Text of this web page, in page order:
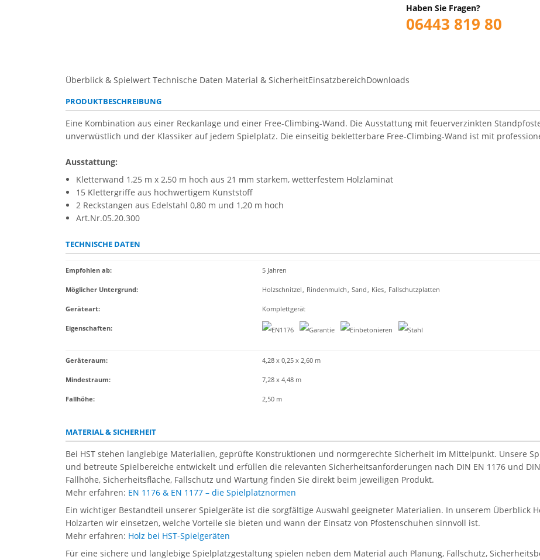
Haben Sie Fragen?
06443 819 80
Überblick & Spielwert Technische Daten Material & SicherheitEinsatzbereichDownloads
PRODUKTBESCHREIBUNG
Eine Kombination aus einer Reckanlage und einer Free-Climbing-Wand. Die Ausstattung mit feuerverzinkten
unverwüstlich und der Klassiker auf jedem Spielplatz. Die einseitig bekletterbare Free-Climbing-Wand ist mit
Ausstattung:
Kletterwand 1,25 m x 2,50 m hoch aus 21 mm starkem, wetterfestem Holzlaminat
15 Klettergriffe aus hochwertigem Kunststoff
2 Reckstangen aus Edelstahl 0,80 m und 1,20 m hoch
Art.Nr.05.20.300
TECHNISCHE DATEN
Empfohlen ab: 5 Jahren
Möglicher Untergrund: Holzschnitzel, Rindenmulch, Sand, Kies, Fallschutzplatten
Geräteart: Komplettgerät
Eigenschaften:
Geräteraum: 4,28 x 0,25 x 2,60 m
Mindestraum: 7,28 x 4,48 m
Fallhöhe: 2,50 m
MATERIAL & SICHERHEIT
Bei HST stehen langlebige Materialien, geprüfte Konstruktionen und normgerechte Sicherheit im Mittelpunkt. Unsere
und betreute Spielbereiche entwickelt und erfüllen die relevanten Sicherheitsanforderungen nach DIN EN 1176 und
Fallhöhe, Sicherheitsfläche, Fallschutz und Wartung finden Sie direkt beim jeweiligen Produkt.
Mehr erfahren: EN 1176 & EN 1177 – die Spielplatznormen
Ein wichtiger Bestandteil unserer Spielgeräte ist die sorgfältige Auswahl geeigneter Materialien. In unserem Überblick
Holzarten wir einsetzen, welche Vorteile sie bieten und wann der Einsatz von Pfostenschuhen sinnvoll ist.
Mehr erfahren: Holz bei HST-Spielgeräten
Für eine sichere und langlebige Spielplatzgestaltung spielen neben dem Material auch Planung, Fallschutz,